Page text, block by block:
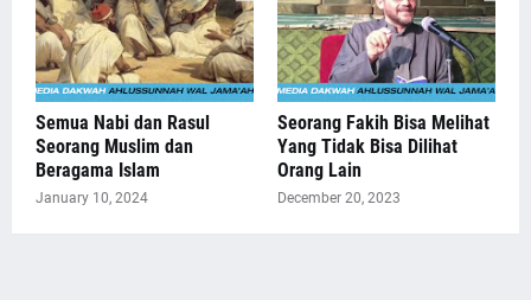
Semua Nabi dan Rasul
Seorang Muslim dan
Beragama Islam
January 10, 2024
Seorang Fakih Bisa Melihat
Yang Tidak Bisa Dilihat
Orang Lain
December 20, 2023